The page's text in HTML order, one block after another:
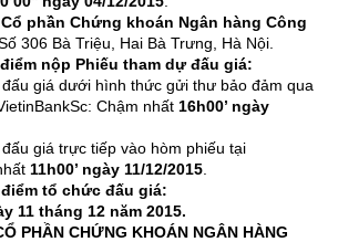
phần Chứng khoán Ngân hàng Công
306 Bà Triệu, Hai Bà Trưng, Hà Nội.
nộp Phiếu tham dự đấu giá:
giá dưới hình thức gửi thư bảo đảm qua
Chậm nhất 16h00’ ngày
giá trực tiếp vào hòm phiếu tại
11h00’ ngày 11/12/2015
tổ chức đấu giá:
11 tháng 12 năm 2015.
PHẦN CHỨNG KHOÁN NGÂN HÀNG